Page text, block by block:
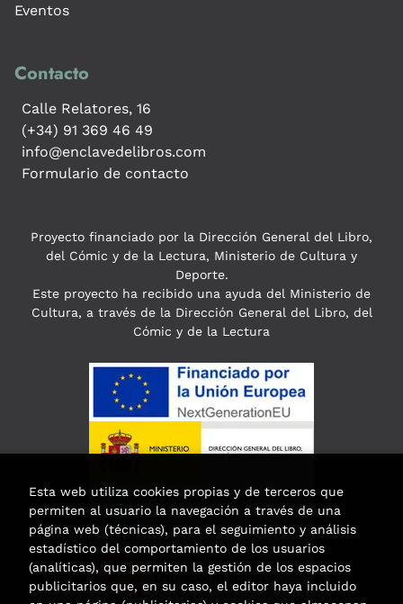
Eventos
Contacto
Calle Relatores, 16
(+34) 91 369 46 49
info@enclavedelibros.com
Formulario de contacto
Proyecto financiado por la Dirección General del Libro,
del Cómic y de la Lectura, Ministerio de Cultura y
Deporte.
Este proyecto ha recibido una ayuda del Ministerio de
Cultura, a través de la Dirección General del Libro, del
Cómic y de la Lectura
Esta web utiliza cookies propias y de terceros que
permiten al usuario la navegación a través de una
página web (técnicas), para el seguimiento y análisis
estadístico del comportamiento de los usuarios
(analíticas), que permiten la gestión de los espacios
publicitarios que, en su caso, el editor haya incluido